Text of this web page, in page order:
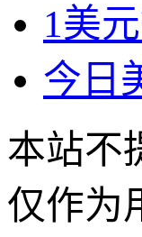
1美
今日
本站不
仅作为